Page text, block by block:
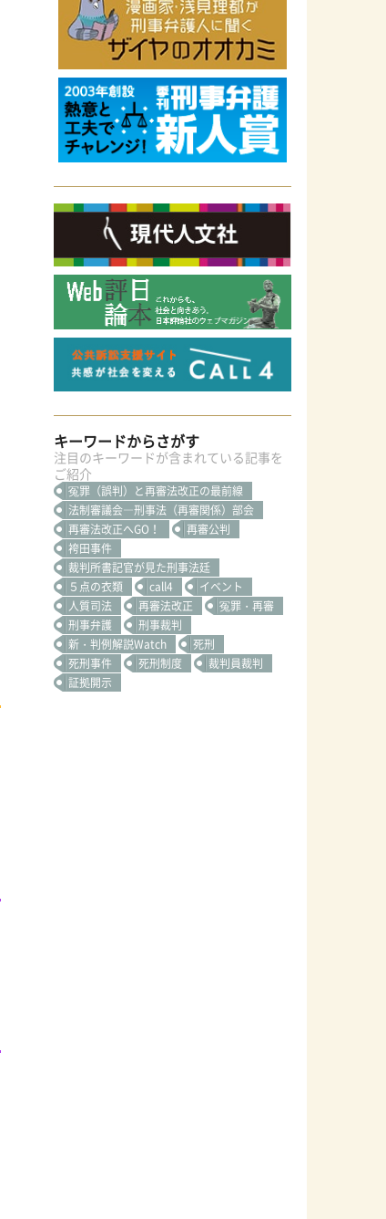
キーワードからさがす
注目のキーワードが含まれている記事を
ご紹介
冤罪（誤判）と再審法改正の最前線
法制審議会―刑事法（再審関係）部会
再審法改正へGO！
再審公判
袴田事件
裁判所書記官が見た刑事法廷
５点の衣類
call4
イベント
人質司法
再審法改正
冤罪・再審
刑事弁護
刑事裁判
新・判例解説Watch
死刑
死刑事件
死刑制度
裁判員裁判
証拠開示